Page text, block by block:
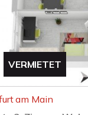
VERMIETET
am Main